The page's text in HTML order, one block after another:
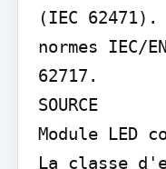
(IEC 62471).
normes IEC/
62717.
SOURCE
Module LED
La classe